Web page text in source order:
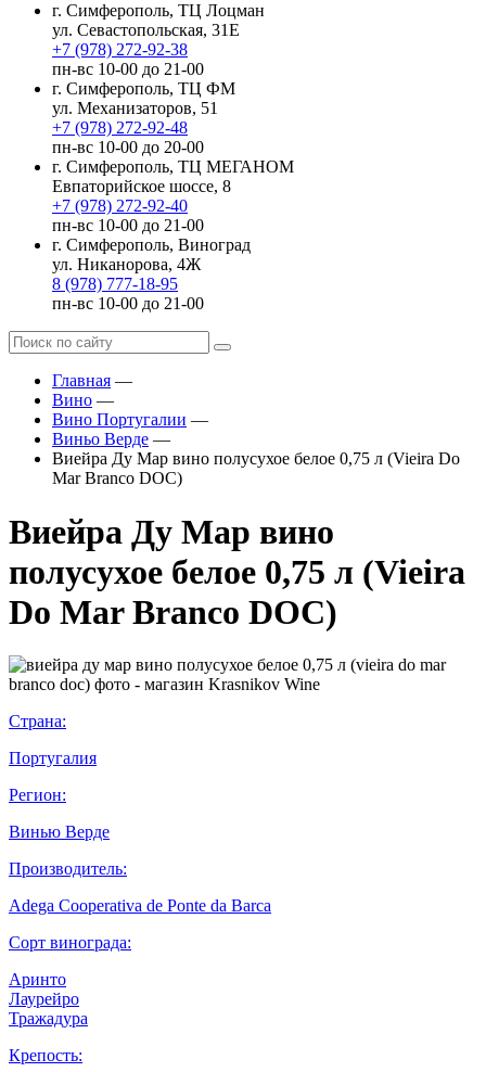
г. Симферополь, ТЦ Лоцман
ул. Севастопольская, 31Е
+7 (978) 272-92-38
пн-вс 10-00 до 21-00
г. Симферополь, ТЦ ФМ
ул. Механизаторов, 51
+7 (978) 272-92-48
пн-вс 10-00 до 20-00
г. Симферополь, ТЦ МЕГАНОМ
Евпаторийское шоссе, 8
+7 (978) 272-92-40
пн-вс 10-00 до 21-00
г. Симферополь, Виноград
ул. Никанорова, 4Ж
8 (978) 777-18-95
пн-вс 10-00 до 21-00
Главная —
Вино —
Вино Португалии —
Виньо Верде —
Виейра Ду Мар вино полусухое белое 0,75 л (Vieira Do
Mar Branco DOC)
Виейра Ду Мар вино
полусухое белое 0,75 л (Vieira
Do Mar Branco DOC)
Страна:
Португалия
Регион:
Винью Верде
Производитель:
Adega Cooperativa de Ponte da Barca
Сорт винограда:
Аринто
Лаурейро
Тражадура
Крепость: